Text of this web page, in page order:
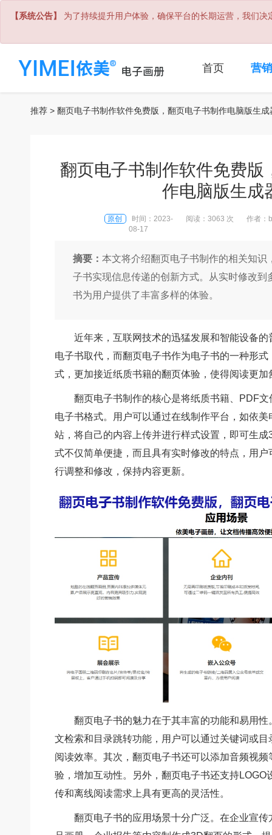
【系统公告】 为了持续提升用户体验，确保平台的长期运营，我们
首页 营
推荐 > 翻页电子书制作软件免费版，翻页电子书制作电脑版生成
翻页电子书制作软件免费版
作电脑版生成
原创
时间：2023-
08-17
阅读：3063 次 作者：
摘要： 本文将介绍翻页电子书制作的相关知识
子书实现信息传递的创新方式。从实时修改到
书为用户提供了丰富多样的体验。
近年来，互联网技术的迅猛发展和智能设备
电子书取代，而翻页电子书作为电子书的一种形
式，更加接近纸质书籍的翻页体验，使得阅读更加
翻页电子书制作的核心是将纸质书籍、PDF
电子书格式。用户可以通过在线制作平台，如依
站，将自己的内容上传并进行样式设置，即可生
式不仅简单便捷，而且具有实时修改的特点，用
行调整和修改，保持内容更新。
翻页电子书的魅力在于其丰富的功能和易用
文检索和目录跳转功能，用户可以通过关键词或
阅读效率。其次，翻页电子书还可以添加音频视
验，增加互动性。另外，翻页电子书还支持LOGO
传和离线阅读需求上具有更高的灵活性。
翻页电子书的应用场景十分广泛。在企业宣